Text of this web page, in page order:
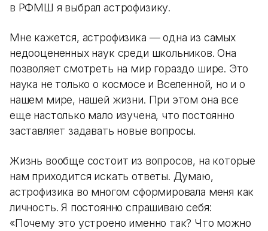
в РФМШ я выбрал астрофизику.
Мне кажется, астрофизика — одна из самых
недооцененных наук среди школьников. Она
позволяет смотреть на мир гораздо шире. Это
наука не только о космосе и Вселенной, но и о
нашем мире, нашей жизни. При этом она все
еще настолько мало изучена, что постоянно
заставляет задавать новые вопросы.
Жизнь вообще состоит из вопросов, на которые
нам приходится искать ответы. Думаю,
астрофизика во многом сформировала меня как
личность. Я постоянно спрашиваю себя:
«Почему это устроено именно так? Что можно